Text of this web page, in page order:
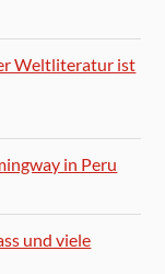
Weltliteratur ist
in Peru
und viele